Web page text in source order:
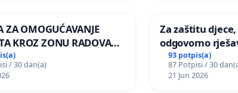
ZA OMOGUĆAVANJE
KROZ ZONU RADOVA
Mjesnog odbora
i Lemić Brdo
/ 30 dan(a)
Za zaštitu
odgovorno
maloljetničkog
93 potpis(a)
87 Potpisi / 30
21 Jun 2026